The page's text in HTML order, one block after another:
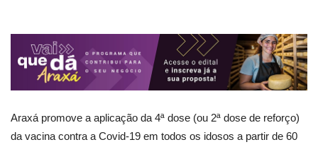
Araxá promove a aplicação da 4ª dose (ou 2ª dose de reforço)
da vacina contra a Covid-19 em todos os idosos a partir de 60